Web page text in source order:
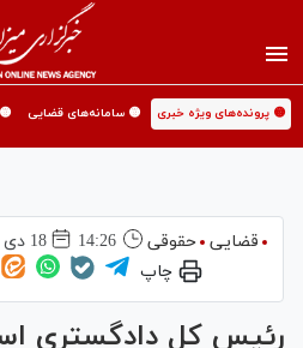
🟡 پرونده‌های ویژه خبری 🟡 سامانه‌های قضایی
قضایی حقوقی 14:26 18 دی 1403
چاپ
رئیس کل دادگستری